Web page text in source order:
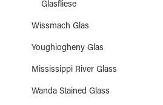
Glasfliese
Wissmach Glas
Youghiogheny Glas
Mississippi River Glass
Wanda Stained Glass